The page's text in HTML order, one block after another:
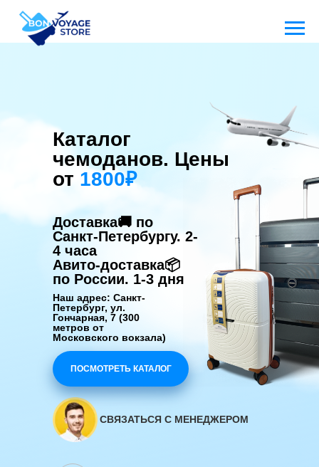
Каталог
чемоданов. Цены
от 1800₽
Доставка🚚 по
Санкт-Петербургу. 2-
4 часа
Авито-доставка📦
по России. 1-3 дня
Наш адрес: Санкт-
Петербург, ул.
Гончарная, 7 (300
метров от
Московского вокзала)
СВЯЗАТЬСЯ С МЕНЕДЖЕРОМ
ПОСМОТРЕТЬ КАТАЛОГ